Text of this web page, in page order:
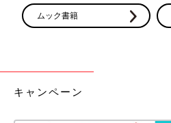
ムック書籍
キャンペーン